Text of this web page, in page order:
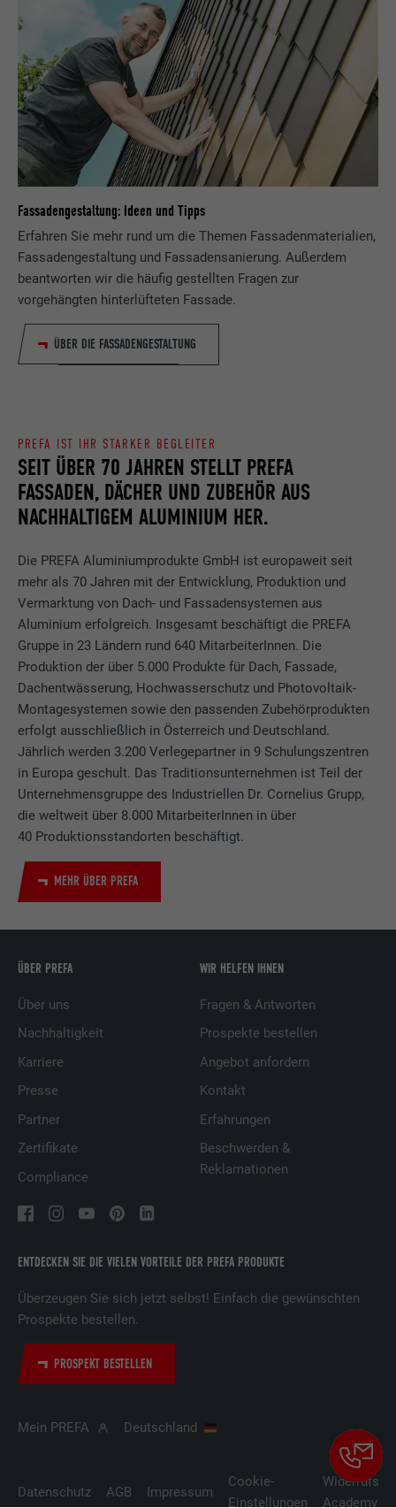
Fassadengestaltung: Ideen und Tipps
Erfahren Sie mehr rund um die Themen Fassadenmaterialien,
Fassadengestaltung und Fassadensanierung. Außerdem
beantworten wir die häufig gestellten Fragen zur
vorgehängten hinterlüfteten Fassade.
ÜBER DIE FASSADENGESTALTUNG
SEIT ÜBER 70 JAHREN STELLT PREFA
FASSADEN, DÄCHER UND ZUBEHÖR AUS
NACHHALTIGEM ALUMINIUM HER.
PREFA IST IHR STARKER BEGLEITER
Die PREFA Aluminiumprodukte GmbH ist europaweit seit
mehr als 70 Jahren mit der Entwicklung, Produktion und
Vermarktung von Dach- und Fassadensystemen aus
Aluminium erfolgreich. Insgesamt beschäftigt die PREFA
Gruppe in 23 Ländern rund 640 MitarbeiterInnen. Die
Produktion der über 5.000 Produkte für Dach, Fassade,
Dachentwässerung, Hochwasserschutz und Photovoltaik-
Montagesystemen sowie den passenden Zubehörprodukten
erfolgt ausschließlich in Österreich und Deutschland.
Jährlich werden 3.200 Verlegepartner in 9 Schulungszentren
in Europa geschult. Das Traditionsunternehmen ist Teil der
Unternehmensgruppe des Industriellen Dr. Cornelius Grupp,
die weltweit über 8.000 MitarbeiterInnen in über
40 Produktionsstandorten beschäftigt.
MEHR ÜBER PREFA
ENTDECKEN SIE DIE VIELEN VORTEILE DER PREFA PRODUKTE
Überzeugen Sie sich jetzt selbst! Einfach die gewünschten
Prospekte bestellen.
PROSPEKT BESTELLEN
ÜBER PREFA
Über uns
Nachhaltigkeit
Karriere
Presse
Partner
Zertifikate
Compliance
WIR HELFEN IHNEN
Fragen & Antworten
Prospekte bestellen
Angebot anfordern
Kontakt
Erfahrungen
Beschwerden &
Reklamationen
Mein PREFA Deutschland
Datenschutz AGB Impressum
Cookie-
Einstellungen
Academy